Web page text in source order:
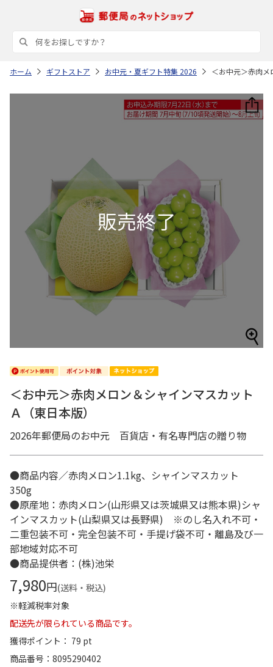
ホーム ギフトストア お中元・夏ギフト特集 2026 ＜お中元＞赤肉
＜お中元＞赤肉メロン＆シャインマスカット
Ａ（東日本版）
2026年郵便局のお中元 百貨店・有名専門店の贈り物
●商品内容／赤肉メロン1.1kg、シャインマスカット
350g
●原産地：赤肉メロン(山形県又は茨城県又は熊本県)シャ
インマスカット(山梨県又は長野県) ※のし名入れ不可・
二重包装不可・完全包装不可・手提げ袋不可・離島及び一
部地域対応不可
●商品提供者：(株)池栄
7,980円(送料・税込)
※軽減税率対象
配送先が限られている商品です。
獲得ポイント： 79 pt
商品番号
8095290402